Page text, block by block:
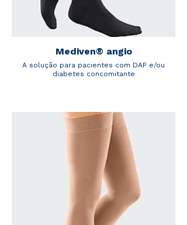
Mediven® angio
A solução para pacientes com DAP e/ou
diabetes concomitante